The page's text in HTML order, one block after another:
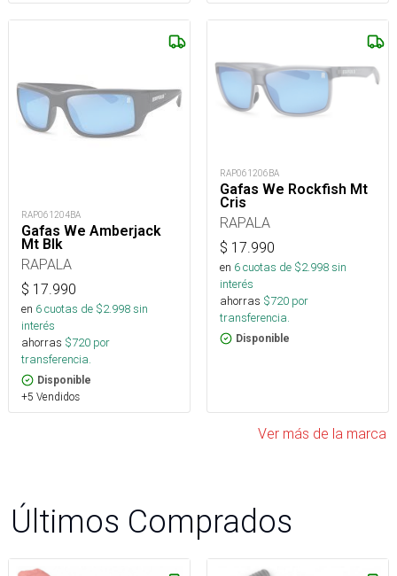
RAP061204BA
Gafas We Amberjack
Mt Blk
RAPALA
$ 17.990
en 6cuotas de $2.998sin
interés
ahorras $720 por
transferencia.
Disponible
+5 Vendidos
RAP061206BA
Gafas We Rockfish Mt
Cris
RAPALA
$ 17.990
en 6cuotas de $2.998sin
interés
ahorras $720 por
transferencia.
Disponible
Ver más de la marca
Últimos Comprados